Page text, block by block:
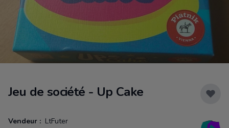
Jeu de société - Up Cake
Vendeur : LtFuter